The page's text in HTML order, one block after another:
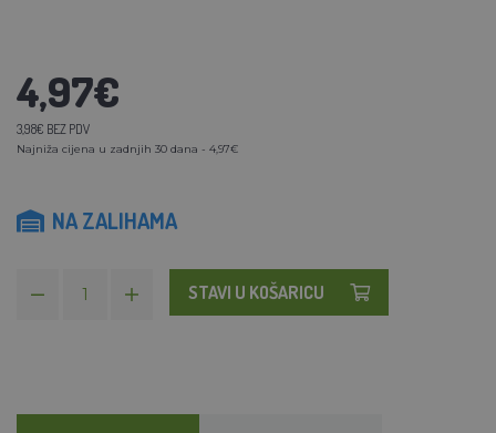
4,97€
3,98€ BEZ PDV
Najniža cijena u zadnjih 30 dana - 4,97€
NA ZALIHAMA
STAVI U KOŠARICU